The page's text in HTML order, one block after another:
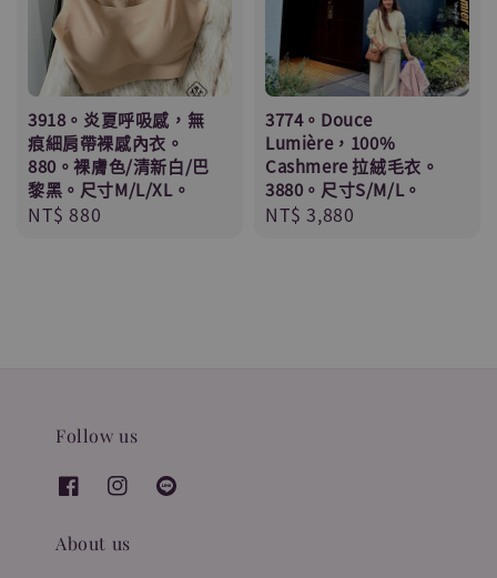
3918。炎夏呼吸感，無
痕細肩帶裸感內衣。
880。裸膚色/清新白/巴
黎黑。尺寸M/L/XL。
Regular
NT$ 880
3774。Douce
Lumière，100%
Cashmere 拉絨毛衣。
3880。尺寸S/M/L。
Regular
NT$ 3,880
Follow us
About us